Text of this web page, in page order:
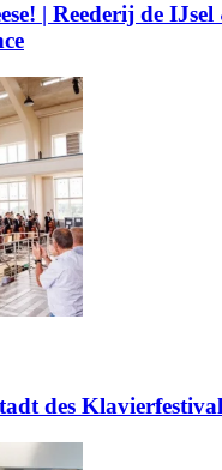
| Reederij de
des